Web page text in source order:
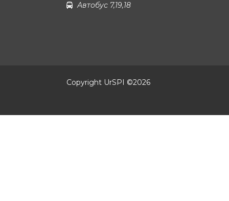
Автобус 7,19,18
Copyright UrSPI ©2026